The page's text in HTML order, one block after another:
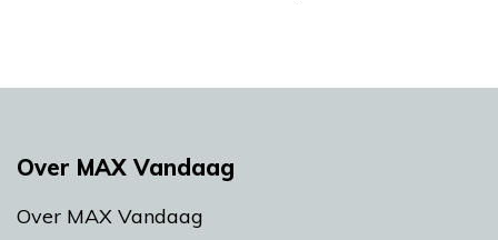
Over MAX Vandaag
Over MAX Vandaag